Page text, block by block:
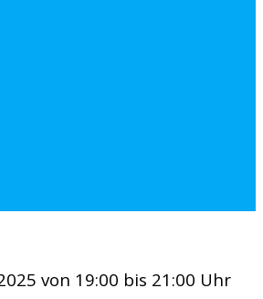
von 19:00 bis 21:00 Uhr